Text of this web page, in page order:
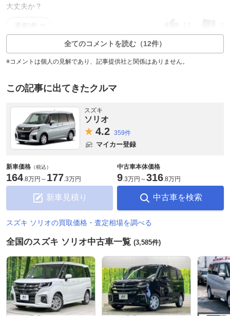
大丈夫か？
全てのコメントを読む（12件）
※コメントは個人の見解であり、記事提供社と関係はありません。
この記事に出てきたクルマ
スズキ
ソリオ
4.2 359件
マイカー登録
新車価格 （税込）
164.8万円 ～ 177.3万円
新車見積り
中古車本体価格
9.3万円 ～316.8万円
中古車を検索
スズキ ソリオの買取価格・査定相場を調べる
全国のスズキ ソリオ中古車一覧 (3,585件)